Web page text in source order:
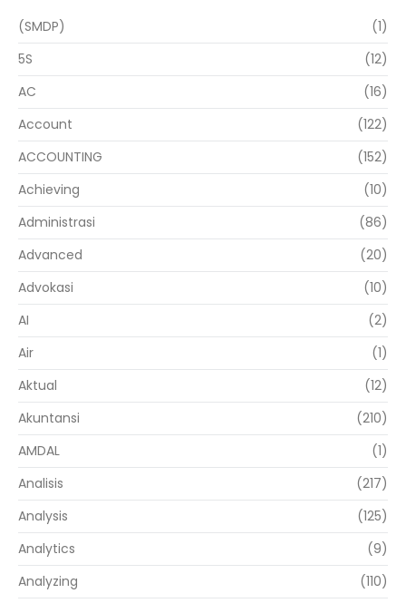
(SMDP)
(1)
5S
(12)
AC
(16)
Account
(122)
ACCOUNTING
(152)
Achieving
(10)
Administrasi
(86)
Advanced
(20)
Advokasi
(10)
AI
(2)
Air
(1)
Aktual
(12)
Akuntansi
(210)
AMDAL
(1)
Analisis
(217)
Analysis
(125)
Analytics
(9)
Analyzing
(110)